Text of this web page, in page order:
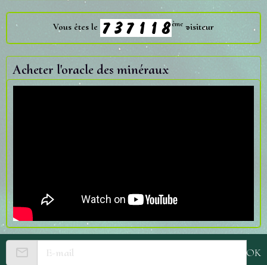
Vous êtes le ème visiteur
Acheter l'oracle des minéraux
OK